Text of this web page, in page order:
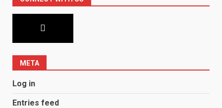
2
META
Log in
Entries feed